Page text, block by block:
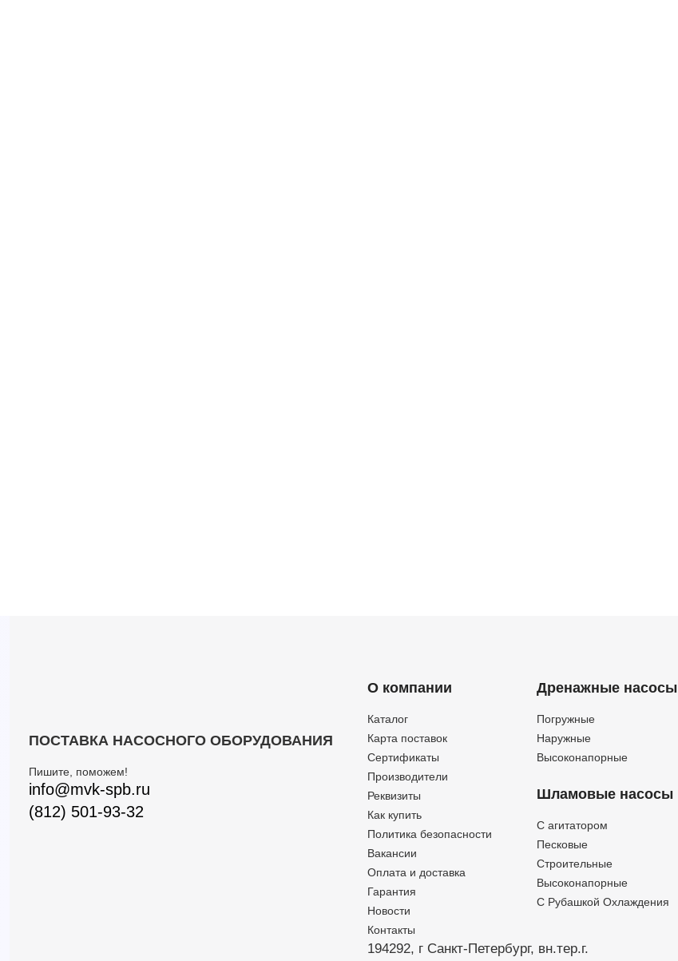
ПОСТАВКА НАСОСНОГО ОБОРУДОВАНИЯ
Пишите, поможем!
info@mvk-spb.ru
(812) 501-93-32
О компании
Каталог
Карта поставок
Сертификаты
Производители
Реквизиты
Как купить
Политика безопасности
Вакансии
Оплата и доставка
Гарантия
Новости
Контакты
Дренажные насосы
Погружные
Наружные
Высоконапорные
Шламовые насосы
C агитатором
Песковые
Строительные
Высоконапорные
С Рубашкой Охлаждения
194292, г Санкт-Петербург, вн.тер.г.